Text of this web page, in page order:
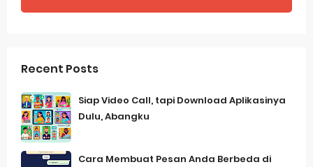
Recent Posts
Siap Video Call, tapi Download Aplikasinya
Dulu, Abangku
Cara Membuat Pesan Anda Berbeda di